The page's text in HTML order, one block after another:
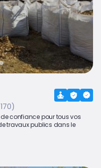
de confiance pour tous vos
travaux publics dans le